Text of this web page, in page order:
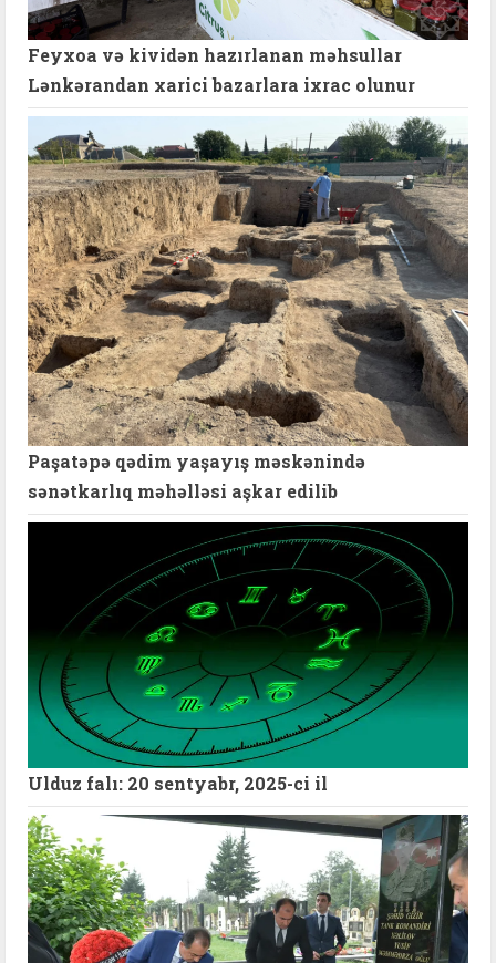
Feyxoa və kividən hazırlanan məhsullar
Lənkərandan xarici bazarlara ixrac olunur
Paşatəpə qədim yaşayış məskənində
sənətkarlıq məhəlləsi aşkar edilib
Ulduz falı: 20 sentyabr, 2025-ci il